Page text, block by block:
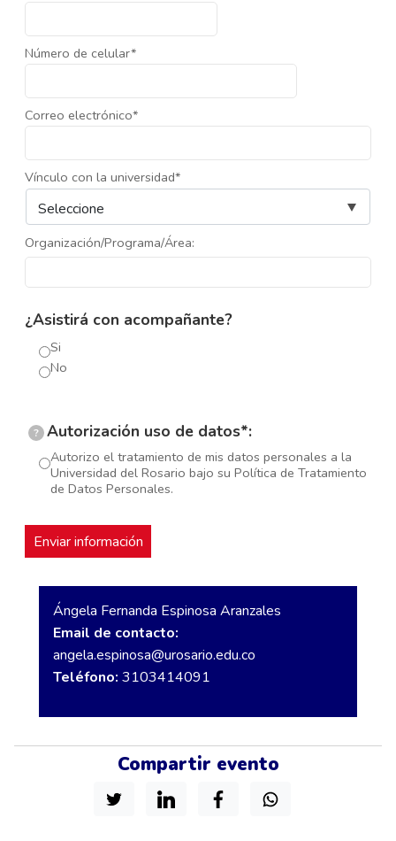
Número de celular*
Correo electrónico*
Vínculo con la universidad*
Organización/Programa/Área:
¿Asistirá con acompañante?
Si
No
? Autorización uso de datos*:
Autorizo el tratamiento de mis datos personales a la
Universidad del Rosario bajo su Política de Tratamiento
de Datos Personales.
Ángela Fernanda Espinosa Aranzales
Email de contacto:
angela.espinosa@urosario.edu.co
Teléfono: 3103414091
Compartir evento